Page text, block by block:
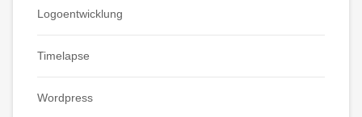
Logoentwicklung
Timelapse
Wordpress